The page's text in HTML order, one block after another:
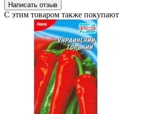
Написать отзыв
С этим товаром также покупают